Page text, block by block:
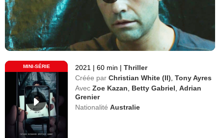
MINI-SÉRIE 2021 | 60 min | Thriller
Créée par Christian White (II) ,Tony Ayres
Avec Zoe Kazan Betty Gabriel ,Adrian
Grenier
Nationalité Australie